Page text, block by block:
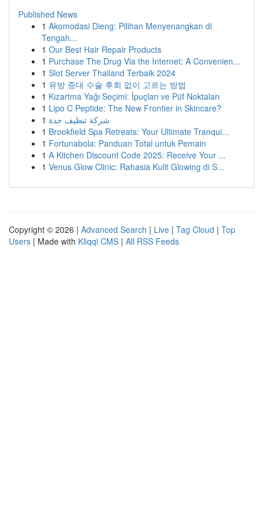
Published News
1 Akomodasi Dieng: Pilihan Menyenangkan di
Tengah...
1 Our Best Hair Repair Products
1 Purchase The Drug Via the Internet: A Convenien...
1 Slot Server Thailand Terbaik 2024
1 유방 증대 수술 후회 없이 고르는 방법
1 Kızartma Yağı Seçimi: İpuçları ve Püf Noktaları
1 Lipo C Peptide: The New Frontier in Skincare?
1 شركة تنظيف جدة
1 Brookfield Spa Retreats: Your Ultimate Tranqui...
1 Fortunabola: Panduan Total untuk Pemain
1 A Kitchen Discount Code 2025: Receive Your ...
1 Venus Glow Clinic: Rahasia Kulit Glowing di S...
Copyright © 2026 | Advanced Search | Live | Tag Cloud | Top
Users | Made with Kliqqi CMS | All RSS Feeds